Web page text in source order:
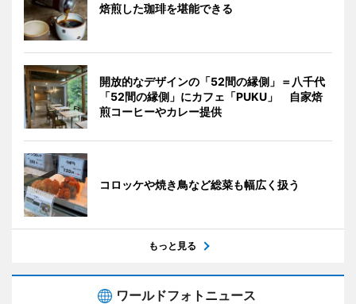
焙煎した珈琲を堪能できる
開放的なデザインの「52間の縁側」＝八千代
「52間の縁側」にカフェ「PUKU」 自家焙
煎コーヒーやカレー提供
コロッケや焼き鳥など総菜も幅広く扱う
もっと見る
ワールドフォトニュース